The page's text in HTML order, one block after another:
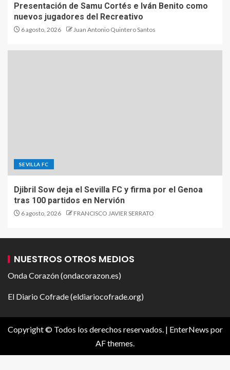
Presentación de Samu Cortés e Iván Benito como
nuevos jugadores del Recreativo
6 agosto, 2026 Juan Antonio Quintero Santos
SEVILLA FC
Djibril Sow deja el Sevilla FC y firma por el Genoa
tras 100 partidos en Nervión
6 agosto, 2026 FRANCISCO JAVIER SERRATO
NUESTROS OTROS MEDIOS
Onda Corazón (ondacorazon.es)
El Diario Cofrade (eldiariocofrade.org)
Copyright © Todos los derechos reservados. | EnterNews por
AF themes.